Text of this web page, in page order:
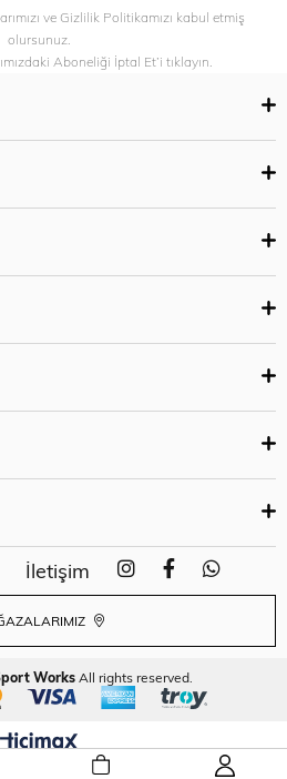
ve Gizlilik Politikamızı kabul etmiş
olursunuz.
Aboneliği İptal Et’i tıklayın.
İletişim
Works All rights reserved.